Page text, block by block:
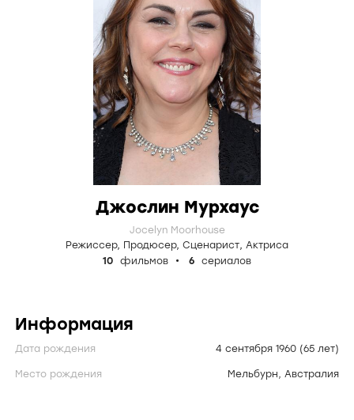
Джослин Мурхаус
Jocelyn Moorhouse
Режиссер, Продюсер, Сценарист, Актриса
10
фильмов 6 сериалов
Информация
Дата рождения 4 сентября 1960 (65 лет)
Место рождения Мельбурн, Австралия